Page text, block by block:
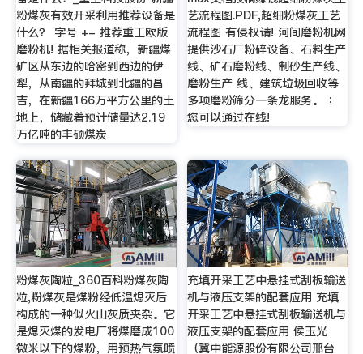
粉煤灰有效开采利用推荐设备是
什么？ 字号 +- 推荐重工欧版
磨粉机! 据相关报道称，新疆煤
矿区从东边的哈密到西边的伊
犁，从南疆的拜城到北疆的昌
吉，在新疆166万平方公里的土
地上，储藏着预计储量达2.19
万亿吨的丰硕煤炭
艺流程图.PDF,超细粉煤灰工艺
流程图 有侵权请! 河间磨粉机网
提供沙石厂粉碎设备、石料生产
线、矿石磨粉线、制砂生产线、
磨粉生产 线、建筑垃圾回收等
多项磨粉筛分一条龙服务。 ：
您可以通过在线!
粉煤灰陶粒_360百科粉煤灰陶
粒,粉煤灰是煤粉经低温熄灭后
构成的一种似火山灰质夹杂。它
是熄灭煤的发电厂将煤磨成100
微米以下的煤粉，用预热气氛喷
充填开采工艺中悬挂式刮板输送
机与液压支架的配套应用 充填
开采工艺中悬挂式刮板输送机与
液压支架的配套应用 侯玉光
（冀中能源股份有限公司邢台